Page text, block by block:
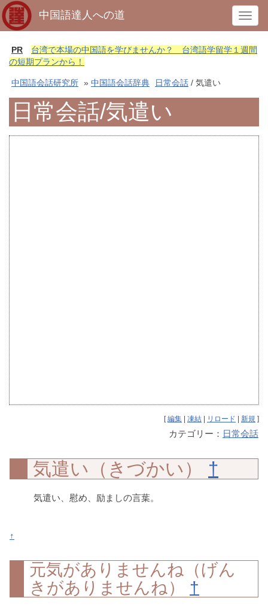
T
o
g
n
v
中国語達人への道
PR
台湾で本場の中国語を学びませんか？ 台湾語学留学１週間
の短期プランから！
中国語会話研究所 » 中国語会話辞典 日常会話 / 気遣い
日常会話/気遣い
[編集 凍結 リロード 新規 ]
カテゴリー： 日常会話
気遣い（きづかい） †
気遣い、慰め、励ましの言葉。
↑
元気がありませんね（げん
きがありませんね） †